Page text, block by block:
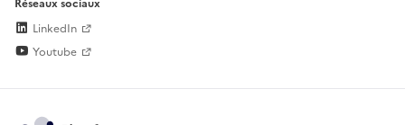
Réseaux sociaux
LinkedIn
Youtube